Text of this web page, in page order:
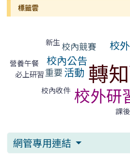
標籤雲
新生 校內競賽 校
營養午餐 校內公告轉知
必上研習重要活動
校內收件 校外研
課
網管專用連結